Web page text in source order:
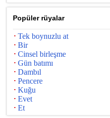
Popüler rüyalar
Tek boynuzlu at
Bir
Cinsel birleşme
Gün batımı
Dambıl
Pencere
Kuğu
Evet
Et